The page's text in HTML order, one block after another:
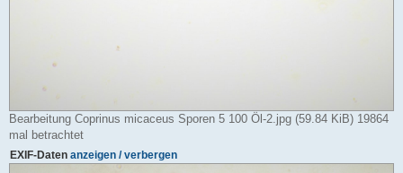
Bearbeitung Coprinus micaceus Sporen 5 100 Öl-2.jpg (59.84 KiB) 19864
mal betrachtet
EXIF-Daten anzeigen / verbergen